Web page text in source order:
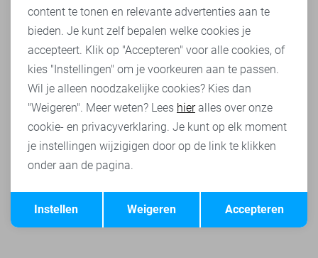
Terug Opslaan
content te tonen en relevante advertenties aan te
bieden. Je kunt zelf bepalen welke cookies je
accepteert. Klik op "Accepteren" voor alle cookies, of
kies "Instellingen" om je voorkeuren aan te passen.
Wil je alleen noodzakelijke cookies? Kies dan
"Weigeren". Meer weten? Lees hieralles over onze
cookie- en privacyverklaring. Je kunt op elk moment
je instellingen wijzigigen door op de link te klikken
onder aan de pagina.
Accepteren
Weigeren
Instellen